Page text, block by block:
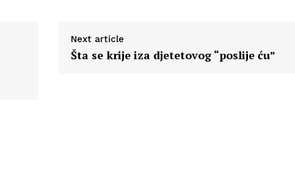
Next article
Šta se krije iza djetetovog “poslije ću”